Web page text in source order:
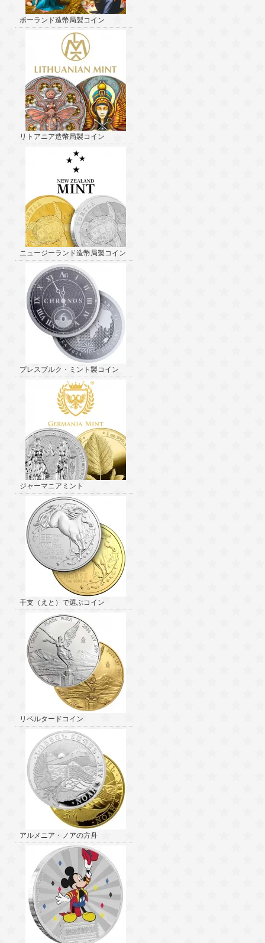
ポーランド造幣局製コイン
リトアニア造幣局製コイン
ニュージーランド造幣局製コイン
プレスブルク・ミント製コイン
ジャーマニアミント
干支（えと）で選ぶコイン
リベルタードコイン
アルメニア・ノアの方舟